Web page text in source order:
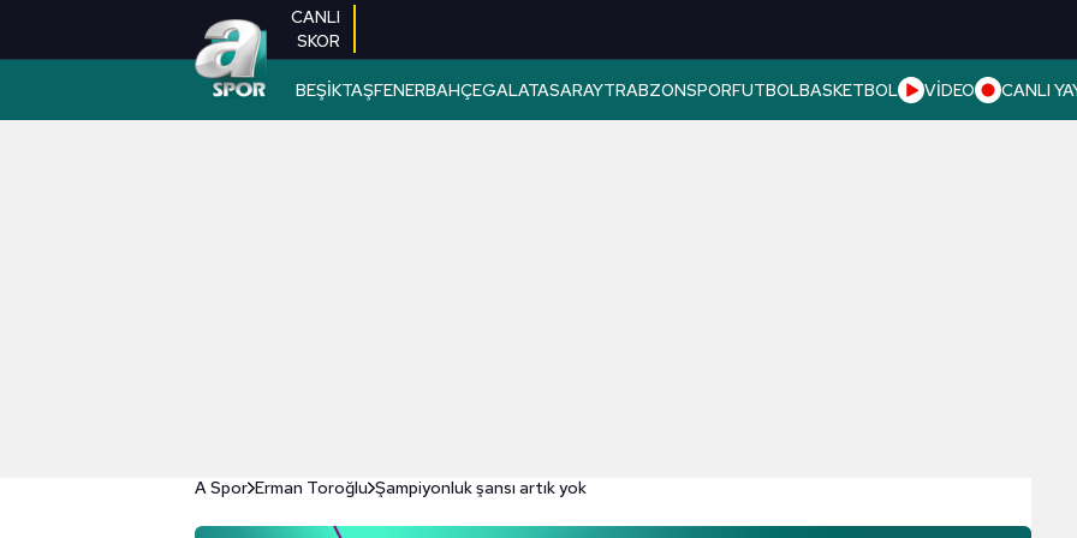
CANLI
SKOR
BEŞİKTAŞFENERBAHÇEGALATASARAYTRABZONSPORFUTBOLBASKETBOL VİDEO CANLI
A Spor Erman Toroğlu Şampiyonluk şansı artık yok